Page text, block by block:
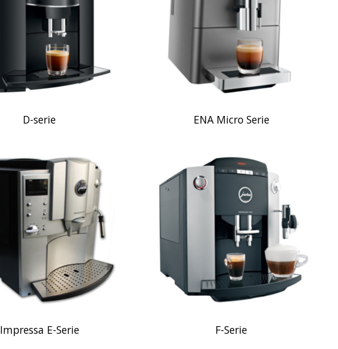
D-serie ENA Micro Serie
Impressa E-Serie F-Serie